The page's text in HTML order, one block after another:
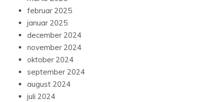
februar 2025
januar 2025
december 2024
november 2024
oktober 2024
september 2024
august 2024
juli 2024